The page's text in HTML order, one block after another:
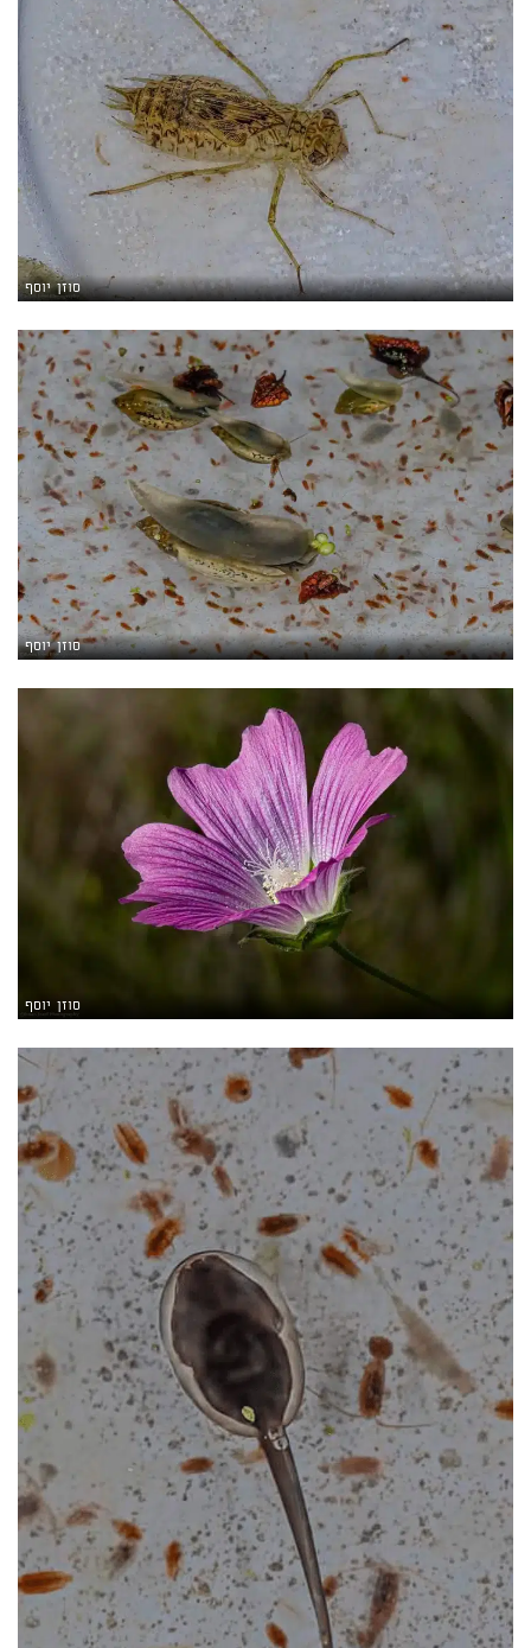
סוזן יוסף
סוזן יוסף
סוזן יוסף